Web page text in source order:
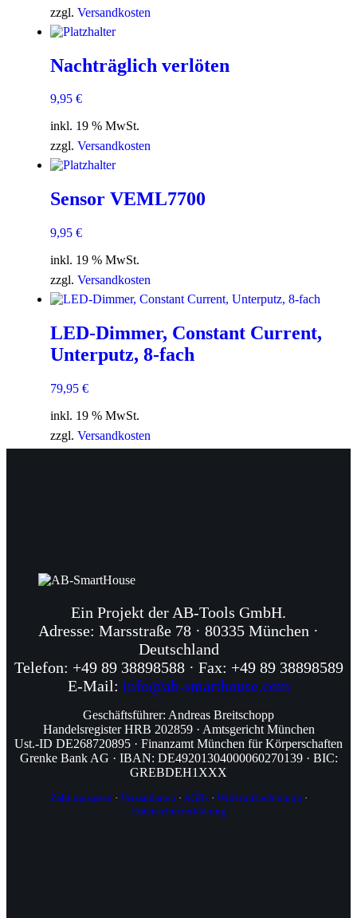
zzgl. Versandkosten
Nachträglich verlöten
9,95 €
inkl. 19 % MwSt.
zzgl. Versandkosten
Sensor VEML7700
9,95 €
inkl. 19 % MwSt.
zzgl. Versandkosten
LED-Dimmer, Constant Current,
Unterputz, 8-fach
79,95 €
inkl. 19 % MwSt.
zzgl. Versandkosten
Ein Projekt der AB-Tools GmbH.
Adresse: Marsstraße 78 · 80335 München ·
Deutschland
Telefon: +49 89 38898588 · Fax: +49 89 38898589
E-Mail: info@ab-smarthouse.com
Geschäftsführer: Andreas Breitschopp
Handelsregister HRB 202859 · Amtsgericht München
Ust.-ID DE268720895 · Finanzamt München für Körperschaften
Grenke Bank AG · IBAN: DE49201304000060270139 · BIC:
GREBDEH1XXX
Zahlungsarten · Versandarten · AGBs· Widerrufsbelehrung ·
Datenschutzerklärung